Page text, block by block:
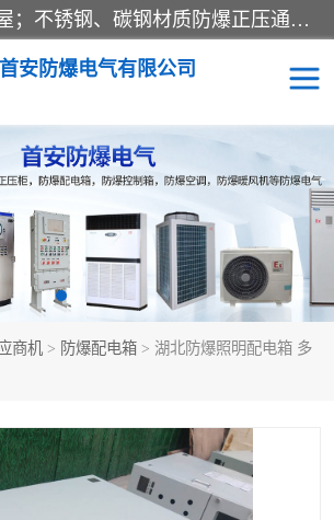
防爆正压分析小屋；不锈钢、碳钢材质防爆正压通风柜，分上下、左右、外挂三种款式；立式、挂式防爆配电柜体；不锈钢、碳钢防爆变频、磁力、星三角启动器；不锈钢、碳钢、铸铝防爆控制箱柜；可操作按键、多块式防爆仪表箱；多材质防爆接线箱；台式防爆电脑、防爆监视器。产品适配石油、化工、煤炭、电力、纺织、酿酒、航天、铁路、冶金、船舶、消防、市政等多行业工况使用。
安防爆电气有限公司
商机 > 防爆配电箱 > 湖北防爆照明配电箱 多
防爆正压柜
防爆配电箱
防爆接线箱
防爆监视显示器